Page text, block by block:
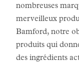
nombreuses
merveilleux
Bamford, notre
produits qui
des ingrédients